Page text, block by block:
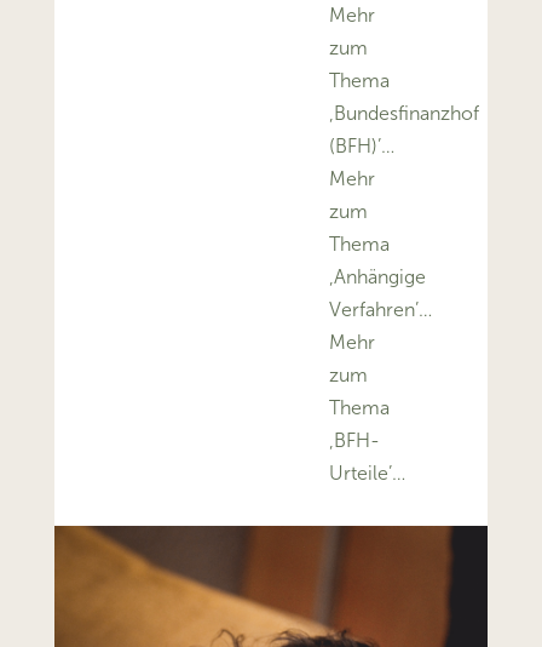
Mehr
zum
Thema
‚Bundesfinanzhof
(BFH)’…
Mehr
zum
Thema
‚Anhängige
Verfahren’…
Mehr
zum
Thema
‚BFH-
Urteile’…